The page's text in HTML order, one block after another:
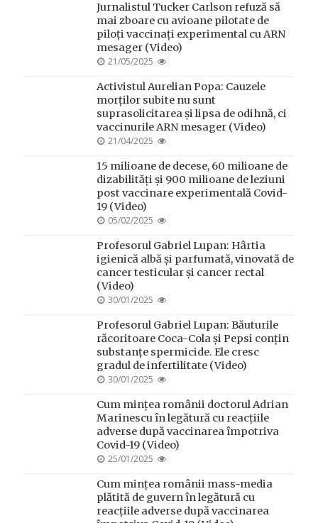
Jurnalistul Tucker Carlson refuză să
mai zboare cu avioane pilotate de
piloți vaccinați experimental cu ARN
mesager (Video)
POSTED
21/05/2025
Activistul Aurelian Popa: Cauzele
morților subite nu sunt
suprasolicitarea și lipsa de odihnă, ci
vaccinurile ARN mesager (Video)
POSTED
21/04/2025
15 milioane de decese, 60 milioane de
dizabilități și 900 milioane de leziuni
post vaccinare experimentală Covid-
19 (Video)
POSTED
05/02/2025
Profesorul Gabriel Lupan: Hârtia
igienică albă și parfumată, vinovată de
cancer testicular și cancer rectal
(Video)
POSTED
30/01/2025
Profesorul Gabriel Lupan: Băuturile
răcoritoare Coca-Cola și Pepsi conțin
substanțe spermicide. Ele cresc
gradul de infertilitate (Video)
POSTED
30/01/2025
Cum mințea românii doctorul Adrian
Marinescu în legătură cu reacțiile
adverse după vaccinarea împotriva
Covid-19 (Video)
POSTED
25/01/2025
Cum mințea românii mass-media
plătită de guvern în legătură cu
reacțiile adverse după vaccinarea